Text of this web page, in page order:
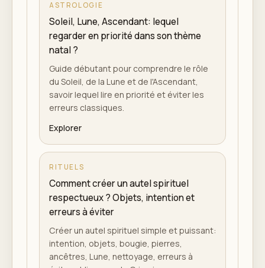
ASTROLOGIE
Soleil, Lune, Ascendant: lequel
regarder en priorité dans son thème
natal ?
Guide débutant pour comprendre le rôle
du Soleil, de la Lune et de l'Ascendant,
savoir lequel lire en priorité et éviter les
erreurs classiques.
Explorer
RITUELS
Comment créer un autel spirituel
respectueux ? Objets, intention et
erreurs à éviter
Créer un autel spirituel simple et puissant:
intention, objets, bougie, pierres,
ancêtres, Lune, nettoyage, erreurs à